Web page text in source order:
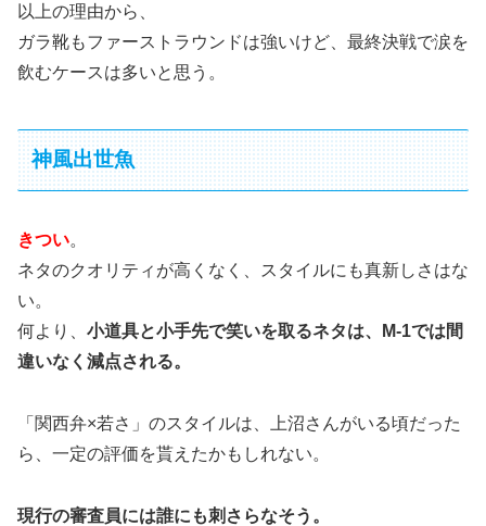
以上の理由から、
ガラ靴もファーストラウンドは強いけど、最終決戦で涙を
飲むケースは多いと思う。
神風出世魚
きつい。
ネタのクオリティが高くなく、スタイルにも真新しさはな
い。
何より、 小道具と小手先で笑いを取るネタは、M-1では間
違いなく減点される。
「関西弁×若さ」のスタイルは、上沼さんがいる頃だった
ら、一定の評価を貰えたかもしれない。
現行の審査員には誰にも刺さらなそう。